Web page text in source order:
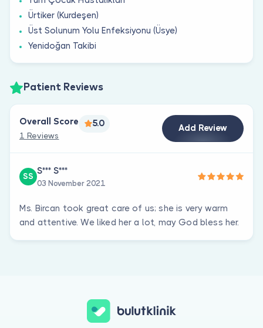
Ürtiker (Kurdeşen)
Üst Solunum Yolu Enfeksiyonu (Üsye)
Yenidoğan Takibi
Patient Reviews
Overall Score
1 Reviews
5.0 Add Review
SS
S*** S***
03 November 2021
Ms. Bircan took great care of us; she is very warm
and attentive. We liked her a lot, may God bless her.